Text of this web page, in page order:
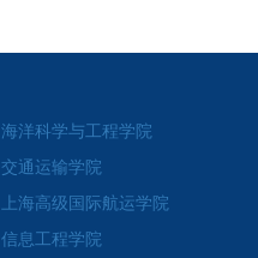
海洋科学与工程学院
交通运输学院
上海高级国际航运学院
信息工程学院